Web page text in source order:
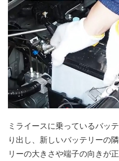
ミライースに乗っているバッ
り出し、新しいバッテリーの
リーの大きさや端子の向きが